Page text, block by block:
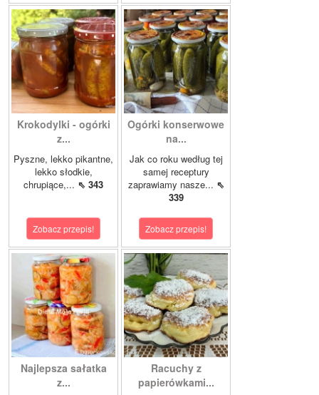
Krokodylki - ogórki
z...
Pyszne, lekko pikantne,
lekko słodkie,
chrupiące,... ⇖ 343
Zobacz przepis!
Ogórki konserwowe
na...
Jak co roku według tej
samej receptury
zaprawiamy nasze... ⇖
339
Zobacz przepis!
Najlepsza sałatka
z...
Racuchy z
papierówkami...